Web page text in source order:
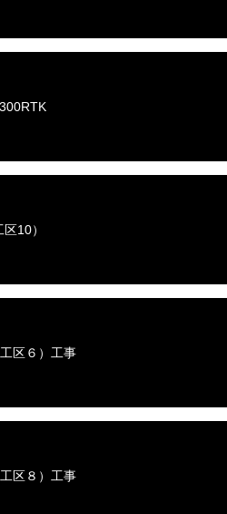
10）
区６）工事
区８）工事